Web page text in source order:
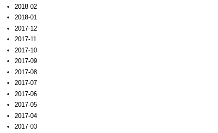
2018-02
2018-01
2017-12
2017-11
2017-10
2017-09
2017-08
2017-07
2017-06
2017-05
2017-04
2017-03